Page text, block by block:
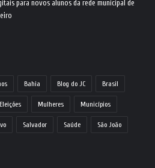
para novos alunos da rede municipal de
Bahia Blog do JC Brasil
Eleições Mulheres Municípios
Salvador Saúde São João